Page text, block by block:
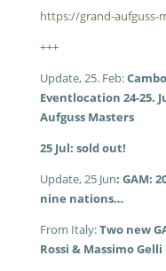
https://grand-aufguss-
+++
Update, 25. Feb:
Eventlocation 24-25.
Aufguss Masters
25 Jul: sold out!
Update, 25 Jun: GAM:
nine nations…
From Italy:Two new
Rossi & Massimo Gelli